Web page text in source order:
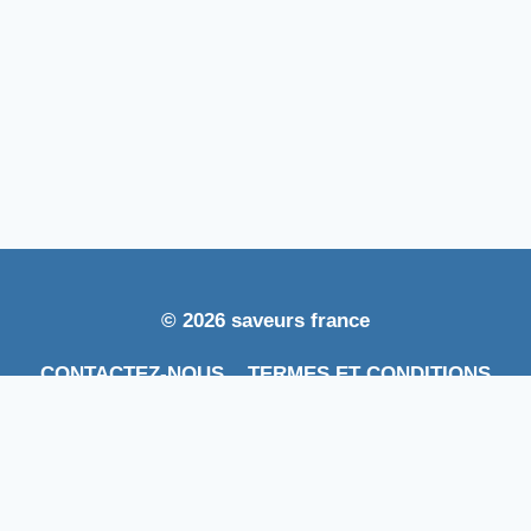
© 2026 saveurs france
CONTACTEZ-NOUS
TERMES ET CONDITIONS